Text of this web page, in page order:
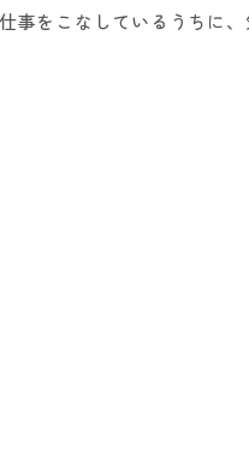
事をこなしているうちに